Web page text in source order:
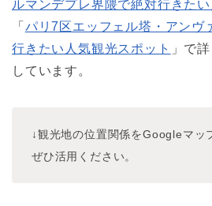
ルマンデプレ界隈で絶対行きた
「 パリ7区エッフェル塔・アンヴ
行きたい人気観光スポット
」で
しています。
↓観光地の位置関係をGoogleマッ
ぜひ活用ください。